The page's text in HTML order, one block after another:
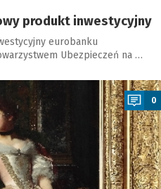
produkt inwestycyjny
eurobanku
Ubezpieczeń na …
0